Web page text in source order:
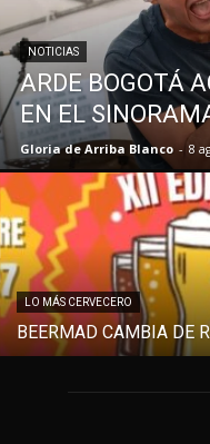
NOTICIAS
ARDE BOGOTÁ
EN EL
Gloria de Arriba Blanco - 8
LO MÁS CERVECERO
BEERMAD CAMBIA DE